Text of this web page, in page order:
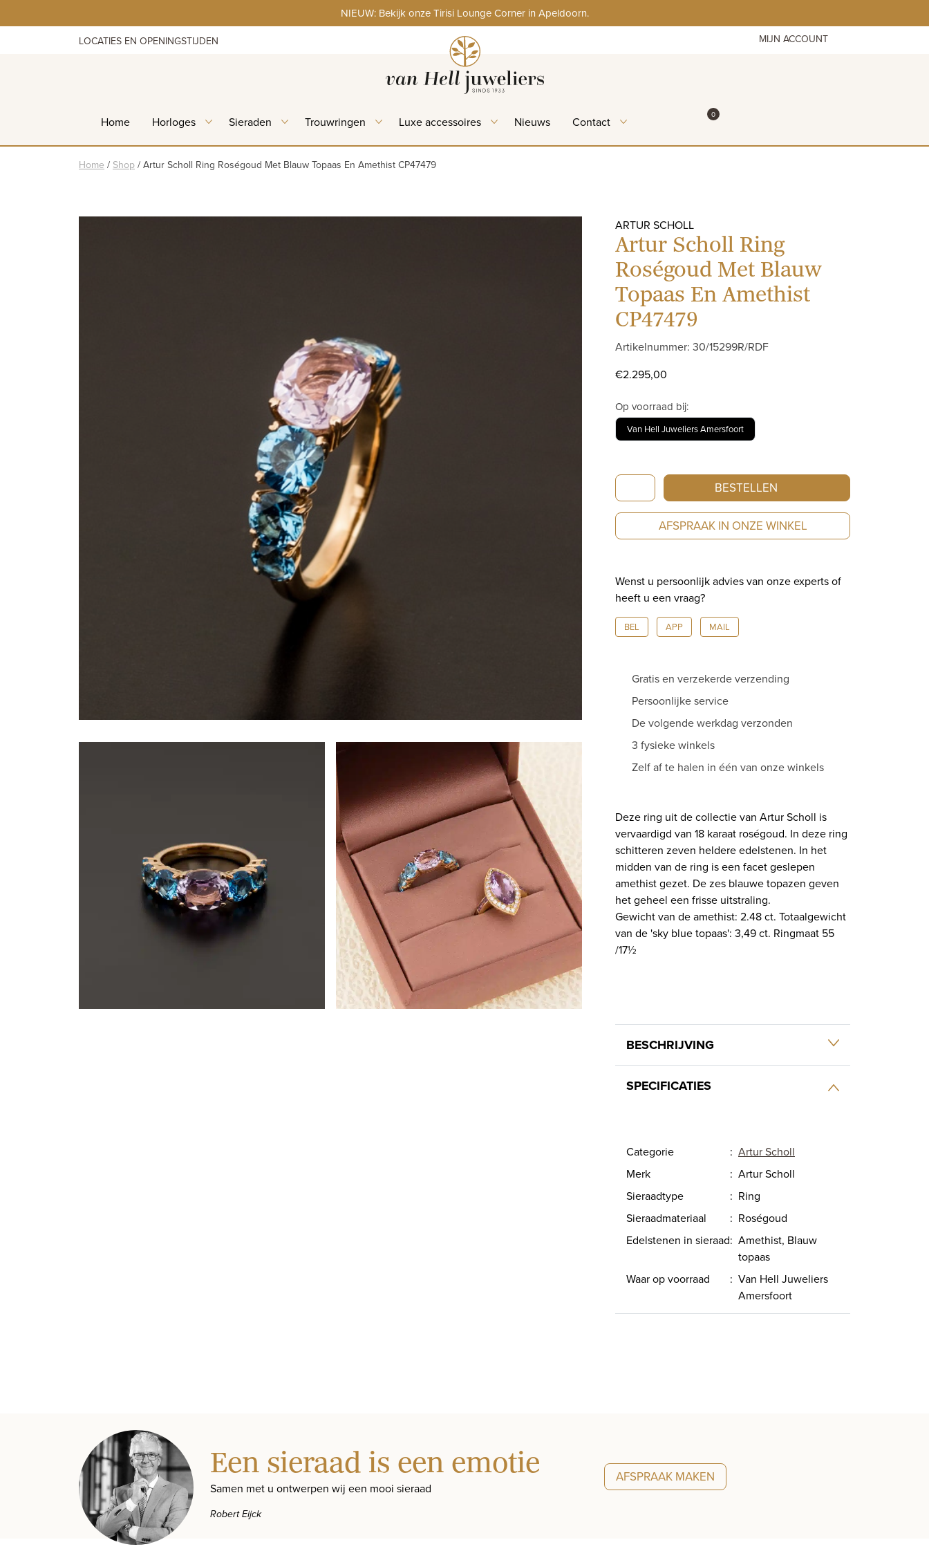
to
NIEUW: Bekijk onze Tirisi Lounge Corner in Apeldoorn.
LOCATIES EN OPENINGSTIJDEN MIJN ACCOUNT
Home Horloges Sieraden Trouwringen Luxe accessoires Nieuws Contact WINKELMAND
0ITEMS IN WINKELMAND
Home / Shop / Artur Scholl Ring Roségoud Met Blauw Topaas En Amethist CP47479
ARTUR SCHOLL
Artur Scholl Ring
Roségoud Met Blauw
Topaas En Amethist
CP47479
Artikelnummer: 30/15299R/RDF
€2.295,00
Op voorraad bij:
Van Hell Juweliers Amersfoort
Artur
Scholl
Ring
Roségoud
Topaas
En
Amethist
CP47479
BESTELLEN
AFSPRAAK IN ONZE WINKEL
Wenst u persoonlijk advies van onze experts of
heeft u een vraag?
BEL APP MAIL
Gratis en verzekerde verzending
Persoonlijke service
De volgende werkdag verzonden
3 fysieke winkels
Zelf af te halen in één van onze winkels
Deze ring uit de collectie van Artur Scholl is
vervaardigd van 18 karaat roségoud. In deze ring
schitteren zeven heldere edelstenen. In het
midden van de ring is een facet geslepen
amethist gezet. De zes blauwe topazen geven
het geheel een frisse uitstraling.
Gewicht van de amethist: 2.48 ct. Totaalgewicht
van de 'sky blue topaas': 3,49 ct. Ringmaat 55
/17½
BESCHRIJVING
SPECIFICATIES
Categorie : Artur Scholl
Merk
: Artur Scholl
Sieraadtype
: Ring
Sieraadmateriaal
: Roségoud
Edelstenen in sieraad: Amethist, Blauw
topaas
Waar op voorraad
: Van Hell Juweliers
Amersfoort
Een sieraad is een emotie
Samen met u ontwerpen wij een mooi sieraad
Robert Eijck
AFSPRAAK MAKEN